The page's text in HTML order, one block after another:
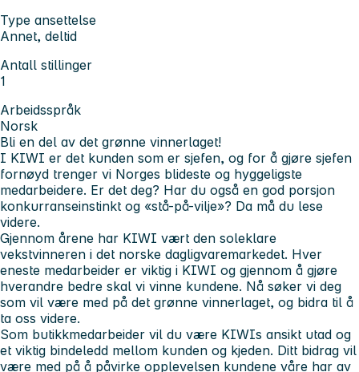
Type ansettelse
Annet, deltid
Antall stillinger
1
Arbeidsspråk
Norsk
Bli en del av det grønne vinnerlaget!
I KIWI er det kunden som er sjefen, og for å gjøre sjefen
fornøyd trenger vi Norges blideste og hyggeligste
medarbeidere. Er det deg? Har du også en god porsjon
konkurranseinstinkt og «stå-på-vilje»? Da må du lese
videre.
Gjennom årene har KIWI vært den soleklare
vekstvinneren i det norske dagligvaremarkedet. Hver
eneste medarbeider er viktig i KIWI og gjennom å gjøre
hverandre bedre skal vi vinne kundene. Nå søker vi deg
som vil være med på det grønne vinnerlaget, og bidra til å
ta oss videre.
Som butikkmedarbeider vil du være KIWIs ansikt utad og
et viktig bindeledd mellom kunden og kjeden. Ditt bidrag vil
være med på å påvirke opplevelsen kundene våre har av